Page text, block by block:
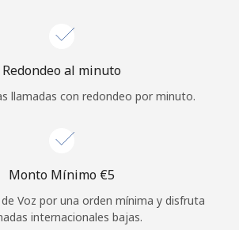
o
Continuar con
Redondeo al minuto
llamadas con redondeo por minuto.
Monto Mínimo ⁦€5⁩
Voz por una orden mínima y disfruta
internacionales bajas.